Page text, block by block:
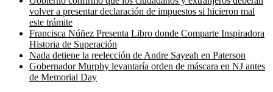
volver a presentar declaración de impuestos si hicieron mal
este trámite
Francisca Núñez Presenta Libro donde Comparte Inspiradora
Historia de Superación
Nada detiene la reelección de Andre Sayeah en Paterson
Gobernador Murphy levantaría orden de máscara en NJ antes
de Memorial Day